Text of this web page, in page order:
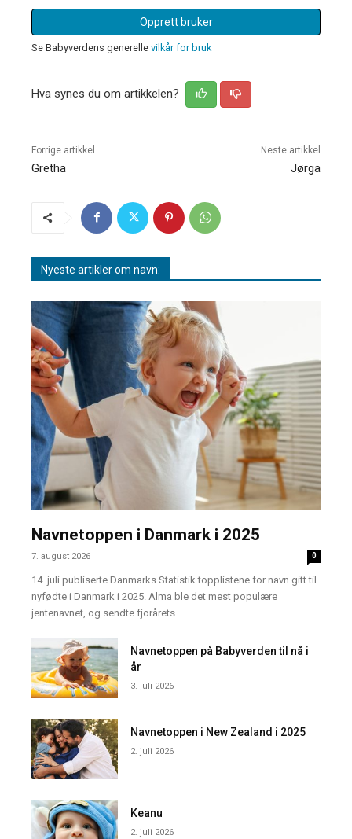
Opprett bruker
Se Babyverdens generelle vilkår for bruk
Hva synes du om artikkelen?
Forrige artikkel
Gretha
Neste artikkel
Jørga
Nyeste artikler om navn:
Navnetoppen i Danmark i 2025
7. august 2026 0
14. juli publiserte Danmarks Statistik topplistene for navn gitt til
nyfødte i Danmark i 2025. Alma ble det mest populære
jentenavnet, og sendte fjorårets...
Navnetoppen på Babyverden til nå i
år
3. juli 2026
Navnetoppen i New Zealand i 2025
2. juli 2026
Keanu
2. juli 2026